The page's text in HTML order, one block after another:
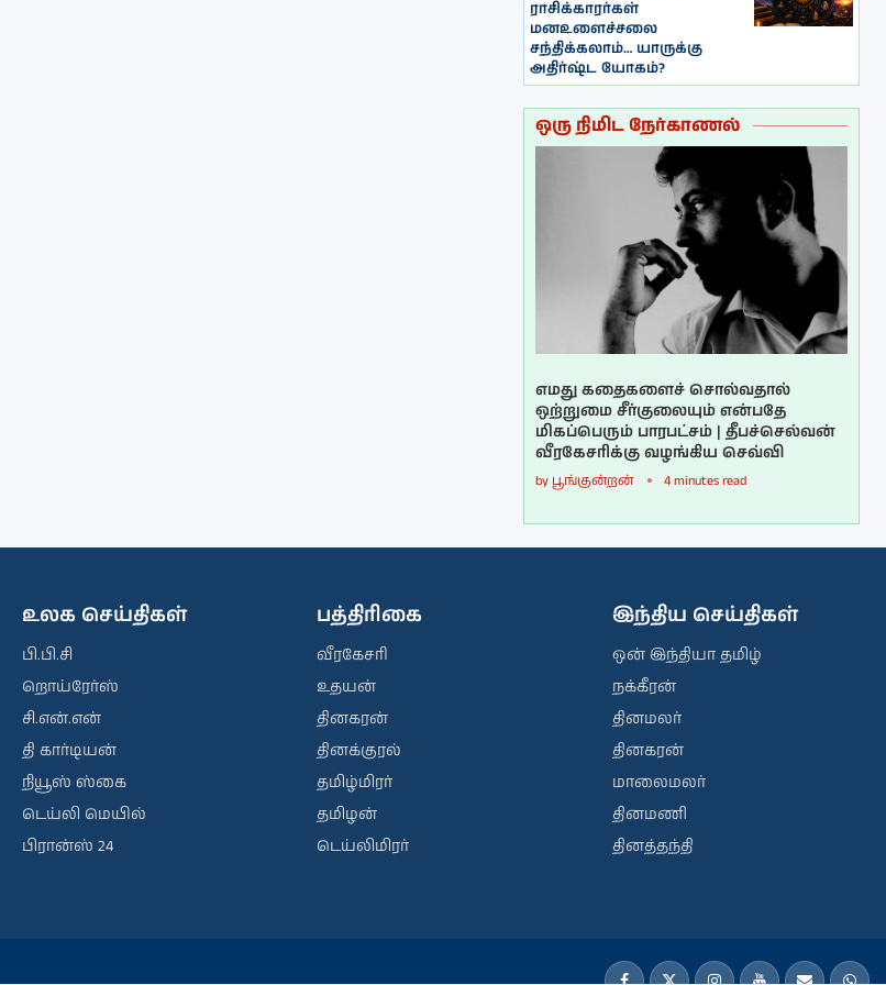
ராசிக்காரர்கள்
மனஉளைச்சலை
சந்திக்கலாம்… யாருக்கு
அதிர்ஷ்ட யோகம்?
ஒரு நிமிட நேர்காணல்
எமது கதைகளைச் சொல்வதால்
ஒற்றுமை சீர்குலையும் என்பதே
மிகப்பெரும் பாரபட்சம் | தீபச்செல்வன்
வீரகேசரிக்கு வழங்கிய செவ்வி
by பூங்குன்றன் 4 minutes read
உலக செய்திகள்
பி.பி.சி
றொய்ரேர்ஸ்
சி.என்.என்
தி கார்டியன்
நியூஸ் ஸ்கை
டெய்லி மெயில்
பிரான்ஸ் 24
பத்திரிகை
வீரகேசரி
உதயன்
தினகரன்
தினக்குரல்
தமிழ்மிரர்
தமிழன்
டெய்லிமிரர்
இந்திய செய்திகள்
ஒன் இந்தியா தமிழ்
நக்கீரன்
தினமலர்
தினகரன்
மாலைமலர்
தினமணி
தினத்தந்தி